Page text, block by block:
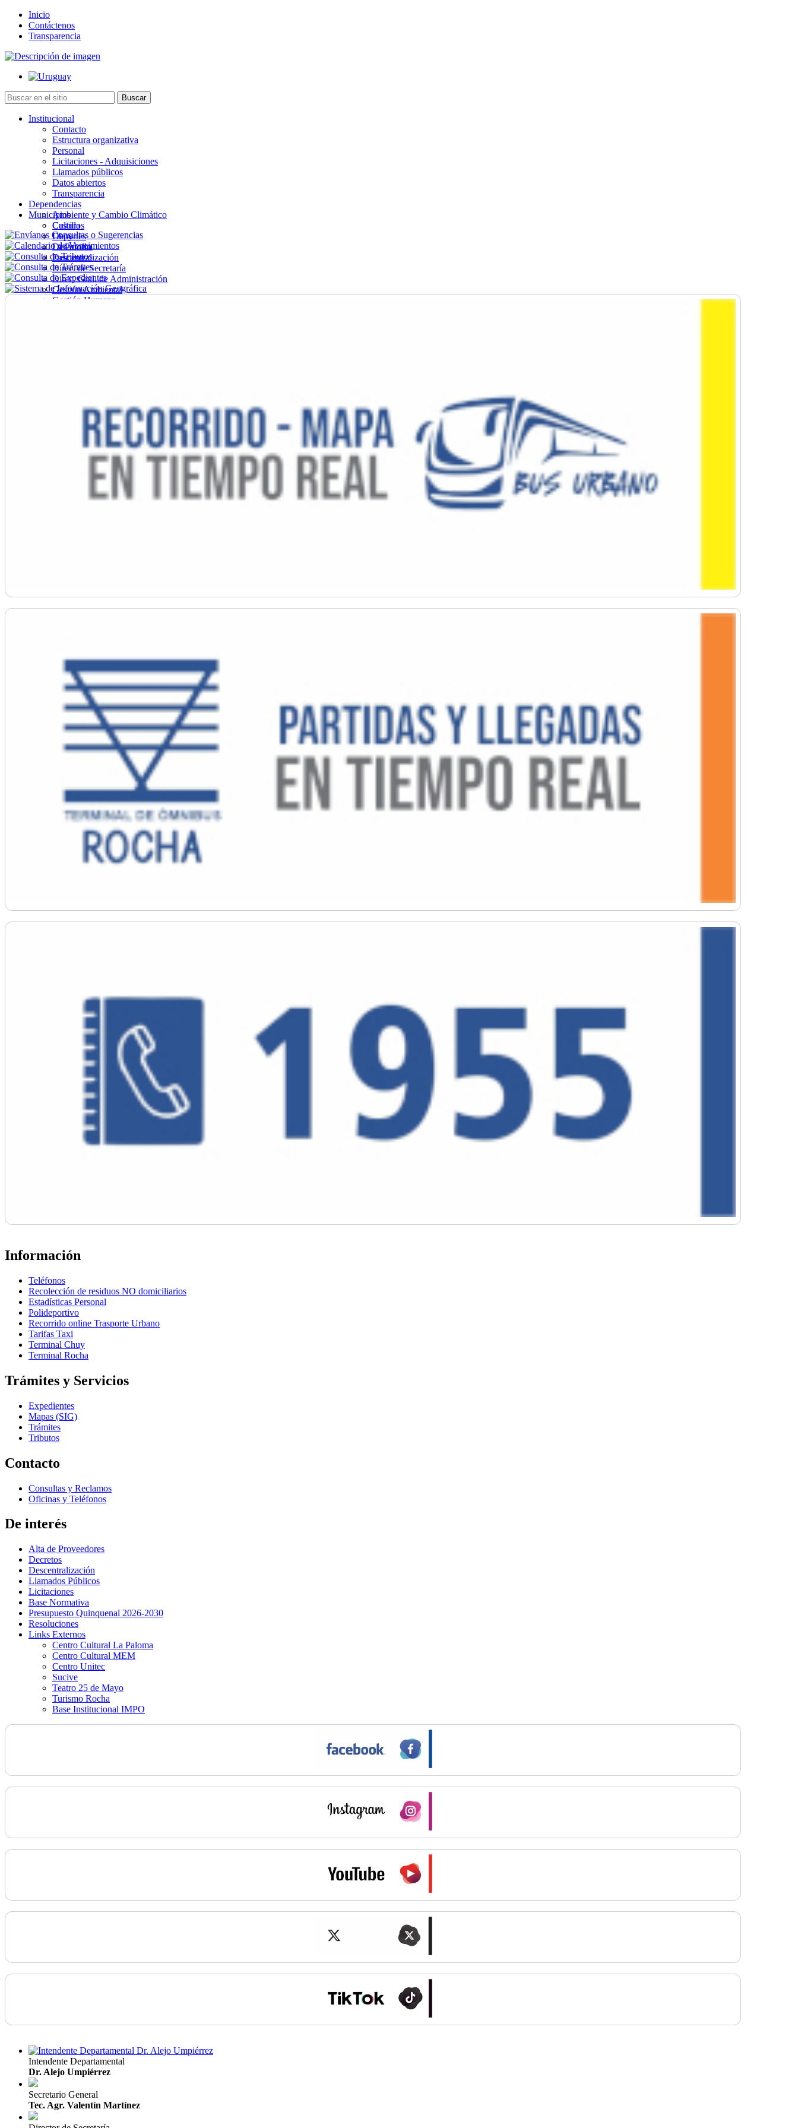
Inicio
Contáctenos
Transparencia
Institucional
Contacto
Estructura organizativa
Personal
Licitaciones - Adquisiciones
Llamados públicos
Datos abiertos
Transparencia
Dependencias
Ambiente y Cambio Climático
Cultura
Deportes
Desarrollo
Descentralización
Direc. de Secretaría
Direc. Gral. de Administración
Gestión Ambiental
Gestión Humana
Municipios
Castillos
Chuy
La Paloma
Lascano
Información
Teléfonos
Recolección de residuos NO domiciliarios
Estadísticas Personal
Polideportivo
Recorrido online Trasporte Urbano
Tarifas Taxi
Terminal Chuy
Terminal Rocha
Trámites y Servicios
Expedientes
Mapas (SIG)
Trámites
Tributos
Contacto
Consultas y Reclamos
Oficinas y Teléfonos
De interés
Alta de Proveedores
Decretos
Descentralización
Llamados Públicos
Licitaciones
Base Normativa
Presupuesto Quinquenal 2026-2030
Resoluciones
Links Externos
Centro Cultural La Paloma
Centro Cultural MEM
Centro Unitec
Sucive
Teatro 25 de Mayo
Turismo Rocha
Base Institucional IMPO
Intendente Departamental
Dr. Alejo Umpiérrez
Secretario General
Tec. Agr. Valentín Martínez